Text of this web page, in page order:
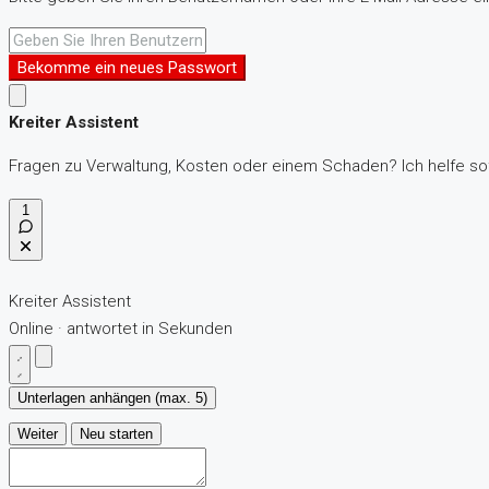
Bekomme ein neues Passwort
Kreiter Assistent
Fragen zu Verwaltung, Kosten oder einem Schaden? Ich helfe
1
Kreiter Assistent
Online · antwortet in Sekunden
Unterlagen anhängen (max. 5)
Weiter Neu starten